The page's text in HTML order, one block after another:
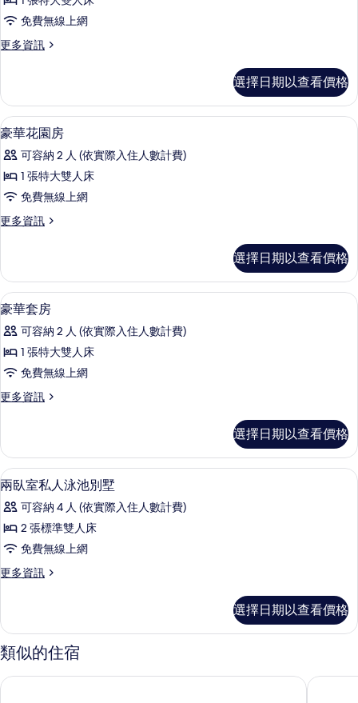
所
有
相
免費無線上網
更多資訊
更
Room
的
詳
選擇日期以查看價格
顯
示
豪
華
園
的
所
有
相
片
1 間臥室、高級寢具、客房內保險箱、
4
豪華花園房
可容納 2 人 (依實際入住人數計費)
1 張特大雙人床
免費無線上網
更多資訊
更
花
園
房
詳
情
選擇日期以查看價格
顯
示
豪
華
房
所
有
相
片
1 間臥室、高級寢具、客房內保險箱、
8
豪華套房
可容納 2 人 (依實際入住人數計費)
1 張特大雙人床
免費無線上網
更多資訊
更
套
房
的
情
選擇日期以查看價格
顯
示
兩
臥
私
泳
池
別
墅
1 間臥室、高級寢具、客房內保險箱、
6
兩臥室私人泳池別墅
可容納 4 人 (依實際入住人數計費)
2 張標準雙人床
免費無線上網
更多資訊
更
室
私
人
池
選擇日期以查看價格
類似的住宿
峇里島盧瑪路維飯店 峇里鑽